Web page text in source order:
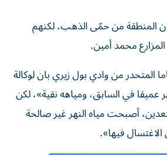
المنطقة من حمّى الذهب، لكنهم
محمد أمين.
أمين البالغ 74 عاما المتحدر من وادي بول زيري بان لوكالة
في السابق، ومياهه نقية»، لكن
أصبحت مياه النهر غير صالحة
فيها».